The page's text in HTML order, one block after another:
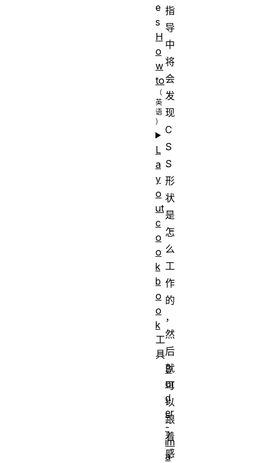
指
导
中
将
会
发
现
C
S
S
形
状
是
怎
么
工
作
的
，
然
后
就
可
以
跟
着
感
e
s
H
o
w
to
L
a
y
o
ut
c
o
o
k
b
o
o
k
工
具
B
or
d
er
-
im
a